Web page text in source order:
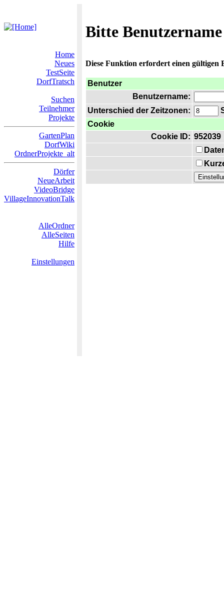
Bitte
Home
Neues
TestSeite
DorfTratsch
Suchen
Teilnehmer
Projekte
GartenPlan
DorfWiki
OrdnerProjekte_alt
Dörfer
NeueArbeit
VideoBridge
VillageInnovationTalk
AlleOrdner
AlleSeiten
Hilfe
Einstellungen
Diese Funktion erfordert einen gültigen
Benutzer
Benutzername:
Unterschied der Zeitzonen:
Cookie
Cookie ID: 952039